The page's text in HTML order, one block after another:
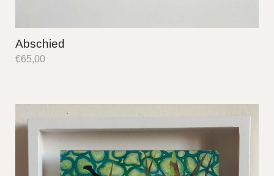
Abschied
€65,00